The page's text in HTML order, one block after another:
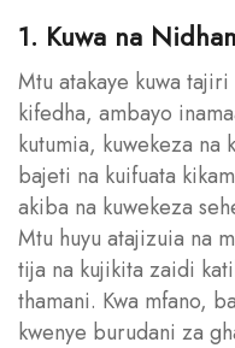
1. Kuwa na
Mtu atakaye kuwa
kifedha, ambayo
kutumia, kuwekeza na
bajeti na kuifuata
akiba na kuwekeza
Mtu huyu atajizuia na
tija na kujikita zaidi
thamani. Kwa mfano,
kwenye burudani za